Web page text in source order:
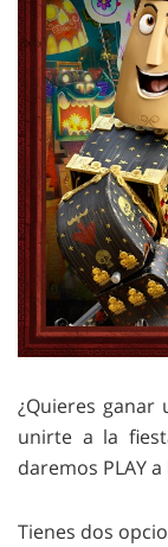
¿Quieres ganar
unirte a la
daremos PLAY
Tienes dos